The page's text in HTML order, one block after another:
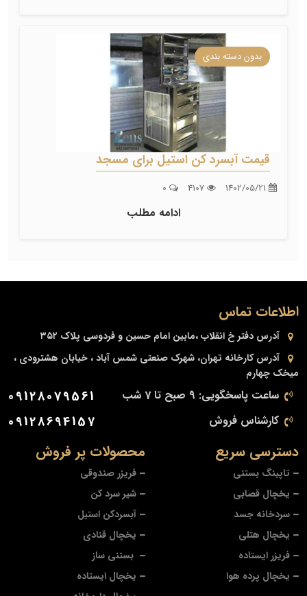
بدون دسته بندی
قیمت آبسرد کن استیل برای مسجد
ادامه مطلب
محصولات پر فروش
فریزر صندوقی
شیر سرد کن
آبسردکن استیل
یخچال قنادی
بستنی ساز
یخچال ایستاده
دسترسی سریع
تاپینگ بستنی
یخچال قصابی
سردخانه جسد
یخچال هتلی
فریزر ایستاده
یخچال پرده هوا
اطلاعات تماس
آدرس دفتر خ انقلاب ،مابین امام حسین و فردوسی پلاک ۳۵۲
آدرس کارخانه تهران، شهرک صنعتی شمس آباد ، خیابان هشترودی ،
میخک چهارم
ساعت پاسخگویی: 9 صبح تا 7 شب 09128079561
کارشناس فروش 09128694157